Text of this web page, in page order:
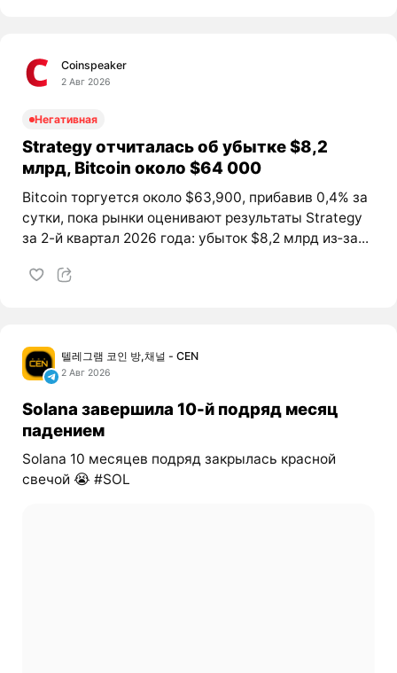
Coinspeaker
2 Авг 2026
Негативная
Strategy отчиталась об убытке $8,2
млрд, Bitcoin около $64 000
Bitcoin торгуется около $63,900, прибавив 0,4% за
сутки, пока рынки оценивают результаты Strategy
за 2-й квартал 2026 года: убыток $8,2 млрд из‑за...
텔레그램 코인 방,채널 - CEN
2 Авг 2026
Solana завершила 10-й подряд месяц
падением
Solana 10 месяцев подряд закрылась красной
свечой 😭 #SOL